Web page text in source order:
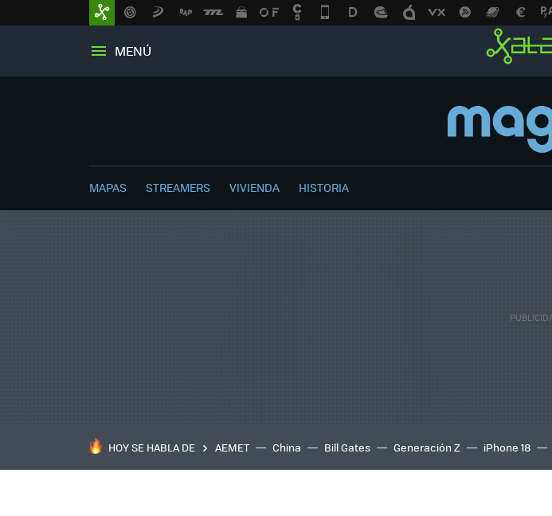
MENÚ
MAPAS STREAMERS VIVIENDA HISTORIA
HOY SE HABLA DE AEMET China Bill Gates Generación Z iPhone 18